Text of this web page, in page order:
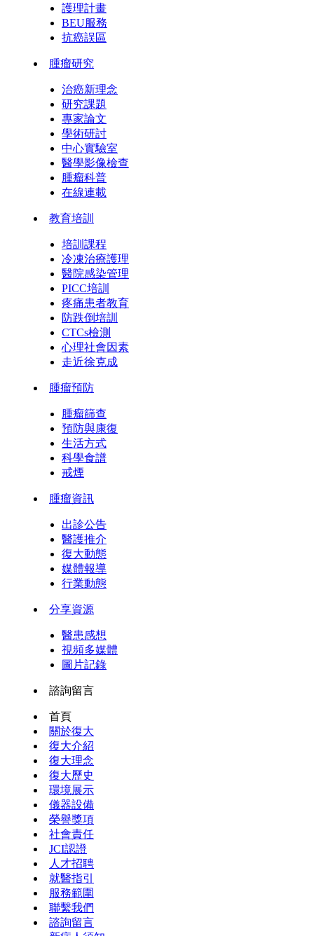
護理計畫
BEU服務
抗癌誤區
腫瘤研究
治癌新理念
研究課題
專家論文
學術研討
中心實驗室
醫學影像檢查
腫瘤科普
在線連載
教育培訓
培訓課程
冷凍治療護理
醫院感染管理
PICC培訓
疼痛患者教育
防跌倒培訓
CTCs檢測
心理社會因素
走近徐克成
腫瘤預防
腫瘤篩查
預防與康復
生活方式
科學食譜
戒煙
腫瘤資訊
出診公告
醫護推介
復大動態
媒體報導
行業動態
分享資源
醫患感想
視頻多媒體
圖片記錄
諮詢留言
首頁
關於復大
復大介紹
復大理念
復大歷史
環境展示
儀器設備
榮譽獎項
社會責任
JCI認證
人才招聘
就醫指引
服務範圍
聯繫我們
諮詢留言